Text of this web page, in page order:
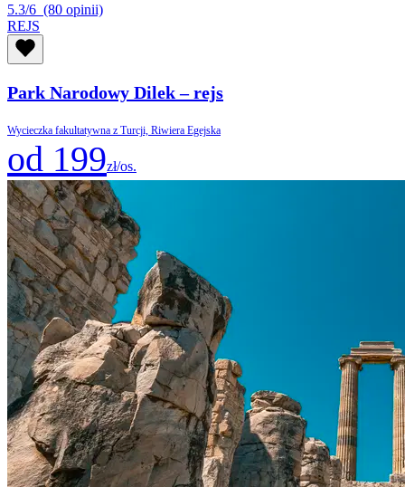
5.3/6 (80 opinii)
REJS
Park Narodowy Dilek – rejs
Wycieczka fakultatywna z Turcji, Riwiera Egejska
od 199zł/os.